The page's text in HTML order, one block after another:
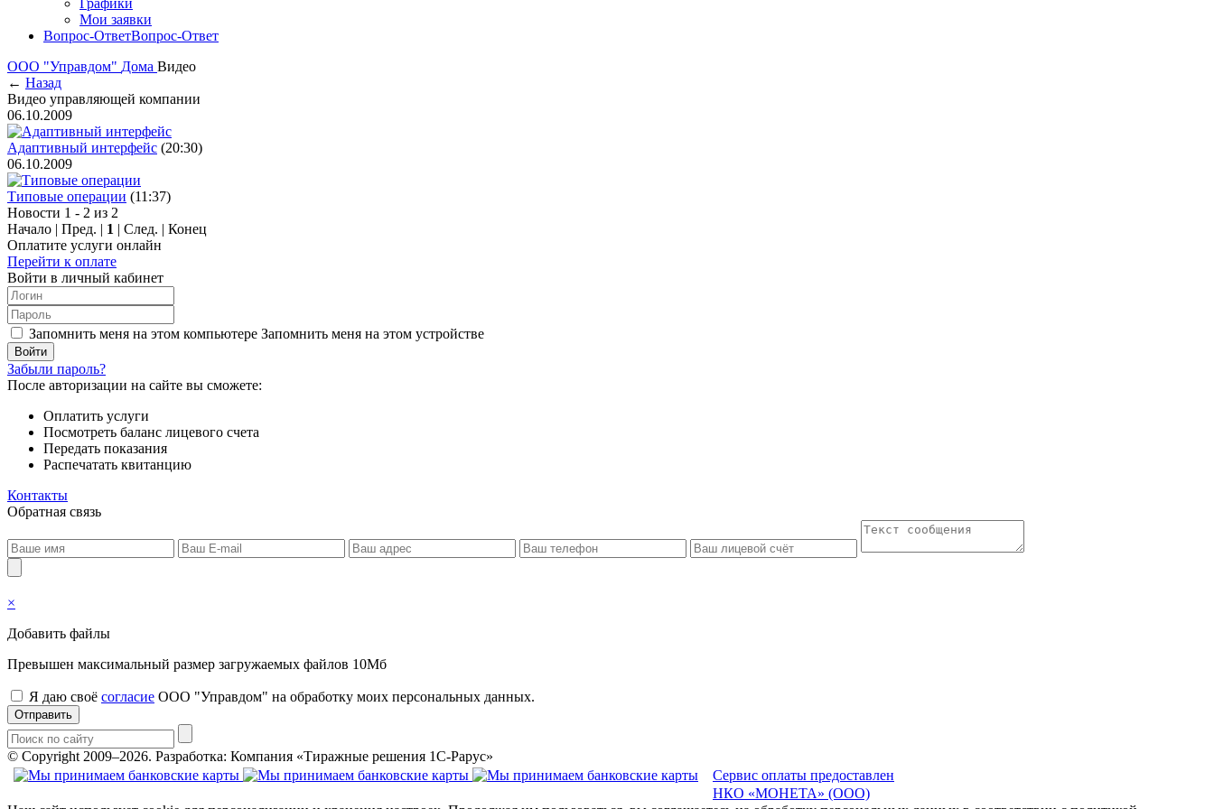
Мои заявки
Вопрос-ОтветВопрос-Ответ
ООО "Управдом" Дома Видео
← Назад
Видео управляющей компании
06.10.2009
Адаптивный интерфейс (20:30)
06.10.2009
Типовые операции (11:37)
Новости 1 - 2 из 2
Начало | Пред. | 1 | След. | Конец
Оплатите услуги онлайн
Перейти к оплате
Войти в личный кабинет
Запомнить меня на этом компьютере Запомнить меня на этом устройстве
Забыли пароль?
После авторизации на сайте вы сможете:
Оплатить услуги
Посмотреть баланс лицевого счета
Передать показания
Распечатать квитанцию
Контакты
Обратная связь
×
Добавить файлы
Превышен максимальный размер загружаемых файлов 10Мб
Я даю своё согласие ООО "Управдом" на обработку моих персональных данных.
Отправить
© Copyright 2009–2026. Разработка: Компания «Тиражные решения 1С-Рарус»
Сервис оплаты предоставлен
НКО «МОНЕТА» (ООО)